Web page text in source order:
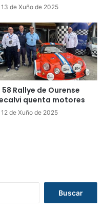
13 de Xuño de 2025
58 Rallye de Ourense
quenta motores
12 de Xuño de 2025